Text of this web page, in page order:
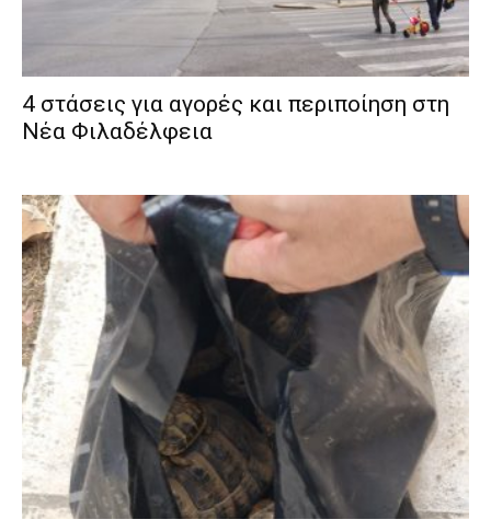
4 στάσεις για αγορές και περιποίηση στη
Νέα Φιλαδέλφεια